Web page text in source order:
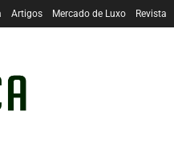
Artigos Mercado de Luxo Revista